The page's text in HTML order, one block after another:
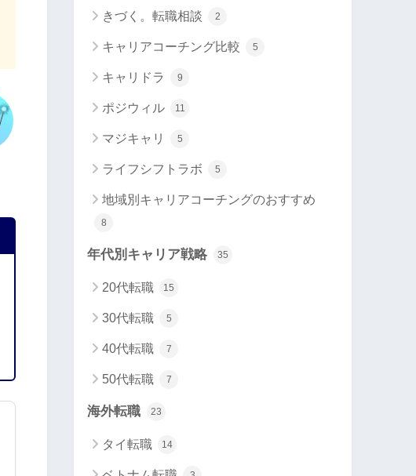
きづく。転職相談 2
キャリアコーチング比較 5
キャリドラ 9
ポジウィル 11
マジキャリ 5
ライフシフトラボ 5
地域別キャリアコーチングのおすすめ
8
年代別キャリア戦略 35
20代転職 15
30代転職 5
40代転職 7
50代転職 7
海外転職 23
タイ転職 14